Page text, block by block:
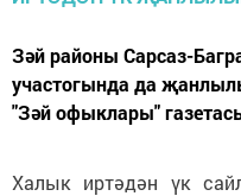
Зәй районы Сарсаз-
участогында да
"Зәй офыклары"
Халык иртәдән үк